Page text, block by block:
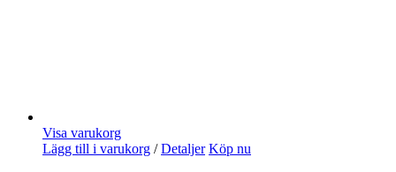
Visa varukorg
Lägg till i varukorg / Detaljer Köp nu